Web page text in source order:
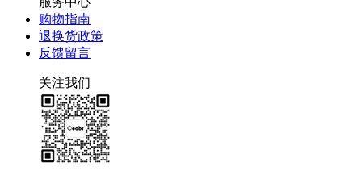
购物指南
退换货政策
反馈留言
关注我们